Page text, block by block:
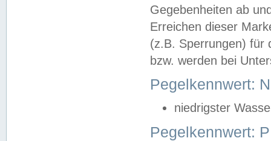
Gegebenheiten ab
Erreichen dieser
(z.B. Sperrungen) für
bzw. werden bei
Pegelkennwert:
niedrigster
Pegelkennwert: